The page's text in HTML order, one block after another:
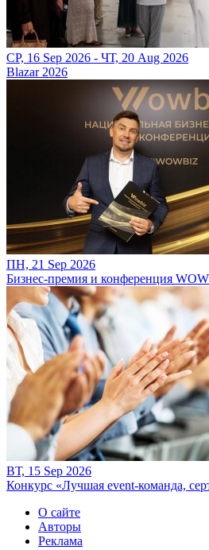
СР, 16 Sep 2026 - ЧТ, 20 Aug 2026
Blazar 2026
ПН, 21 Sep 2026
Бизнес-премия и конференция
ВТ, 15 Sep 2026
Конкурс «Лучшая event-команда,
О сайте
Авторы
Реклама